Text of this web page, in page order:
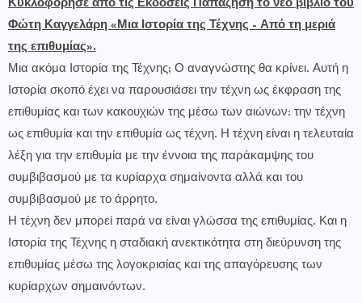
Κυκλοφόρησε από τις Εκδόσεις Παπαζήση το νέο βιβλίο του
Φώτη Καγγελάρη «Μια Ιστορία της Τέχνης - Από τη μεριά
της επιθυμίας».
Μια ακόμα Ιστορία της Τέχνης; Ο αναγνώστης θα κρίνει. Αυτή η
Ιστορία σκοπό έχει να παρουσιάσει την τέχνη ως έκφραση της
επιθυμίας και των κακουχιών της μέσω των αιώνων: την τέχνη
ως επιθυμία και την επιθυμία ως τέχνη. Η τέχνη είναι η τελευταία
λέξη για την επιθυμία με την έννοια της παράκαμψης του
συμβιβασμού με τα κυρίαρχα σημαίνοντα αλλά και του
συμβιβασμού με το άρρητο.
Η τέχνη δεν μπορεί παρά να είναι γλώσσα της επιθυμίας. Και η
Ιστορία της Τέχνης η σταδιακή ανεκτικότητα στη διεύρυνση της
επιθυμίας μέσω της λογοκρισίας και της απαγόρευσης των
κυρίαρχων σημαινόντων.